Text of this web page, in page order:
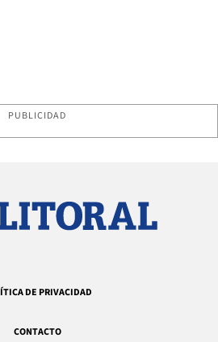
PUBLICIDAD
DE PRIVACIDAD
CONTACTO